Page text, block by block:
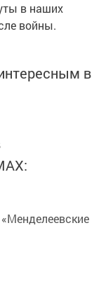
в наших
войны.
в
«Менделеевские